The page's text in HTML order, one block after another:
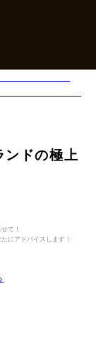
ンドの極上
て！
にアドバイスします！